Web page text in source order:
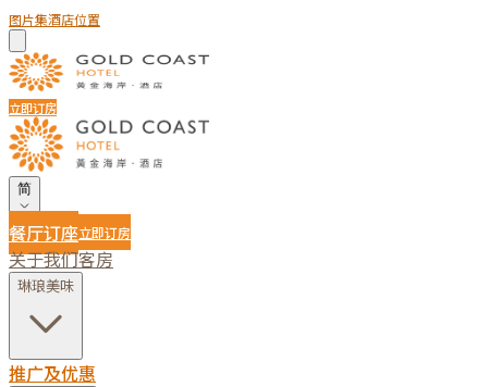
图片集酒店位置
立即订房
简
餐厅订座立即订房
关于我们客房
琳琅美味
推广及优惠